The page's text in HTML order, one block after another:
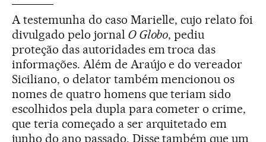
A testemunha do caso Marielle, cujo relato foi
divulgado pelo jornal O Globo, pediu
proteção das autoridades em troca das
informações. Além de Araújo e do vereador
Siciliano, o delator também mencionou os
nomes de quatro homens que teriam sido
escolhidos pela dupla para cometer o crime,
que teria começado a ser arquitetado em
junho do ano passado. Disse também que um